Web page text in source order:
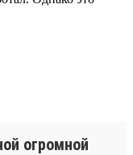
огромной